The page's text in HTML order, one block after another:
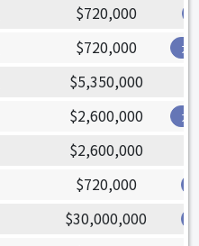
$720,000
$720,000 ガ
$5,350,000
$2,600,000 ガ
$2,600,000
$720,000
$30,000,000